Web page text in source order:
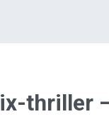
thriller